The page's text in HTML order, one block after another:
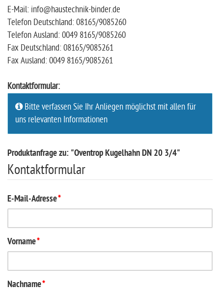
E-Mail: info@haustechnik-binder.de
Telefon Deutschland: 08165/9085260
Telefon Ausland: 0049 8165/9085260
Fax Deutschland: 08165/9085261
Fax Ausland: 0049 8165/9085261
Kontaktformular:
Bitte verfassen Sie Ihr Anliegen möglichst mit allen für
uns relevanten Informationen
Produktanfrage zu: "Oventrop Kugelhahn DN 20 3/4"
Kontaktformular
E-Mail-Adresse*
Vorname*
Nachname*